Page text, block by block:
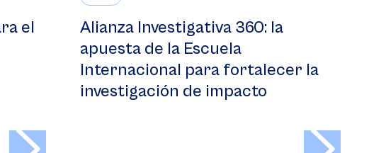
el
Alianza Investigativa 360: la
apuesta de la Escuela
Internacional para fortalecer la
investigación de impacto